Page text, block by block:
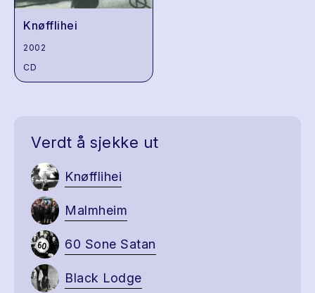
Knøfflihei
2002
CD
Verdt å sjekke ut
Knøfflihei
Malmheim
60 Sone Satan
Black Lodge